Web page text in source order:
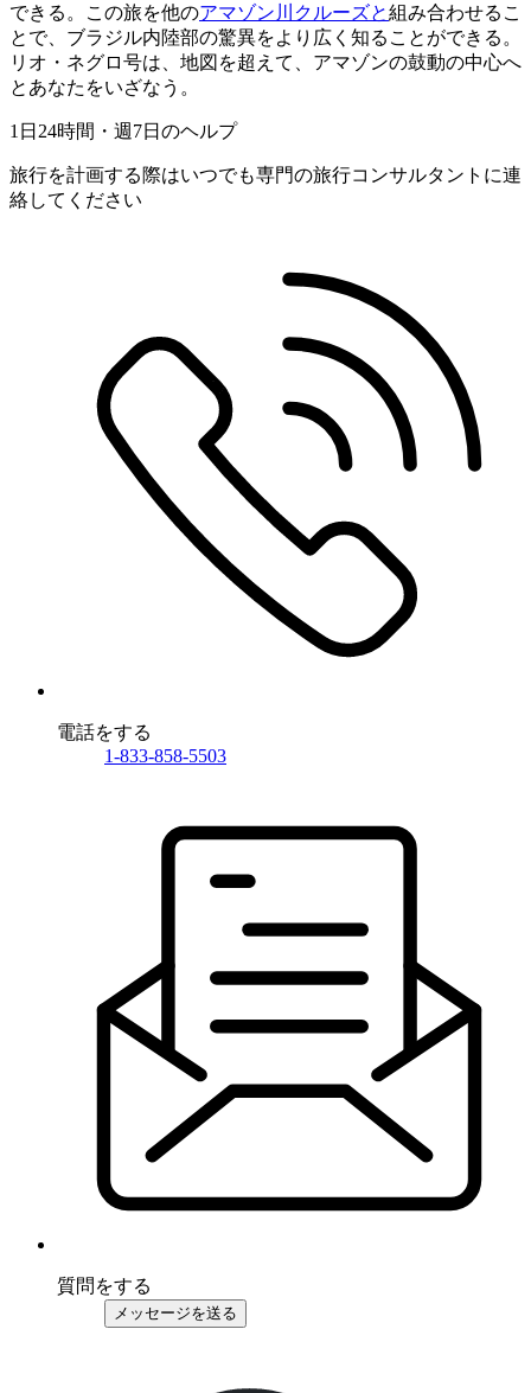
できる。この旅を他のアマゾン川クルーズと組み合わせるこ
とで、ブラジル内陸部の驚異をより広く知ることができる。
リオ・ネグロ号は、地図を超えて、アマゾンの鼓動の中心へ
とあなたをいざなう。
1日24時間・週7日のヘルプ
旅行を計画する際はいつでも専門の旅行コンサルタントに連
絡してください
電話をする
1-833-858-5503
質問をする
メッセージを送る